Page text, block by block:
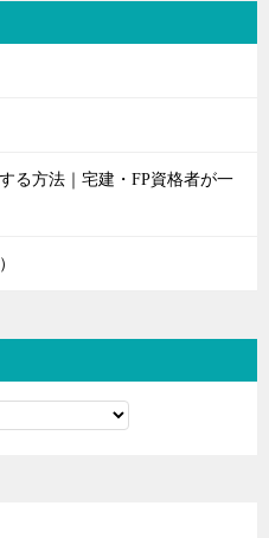
る方法｜宅建・FP資格者が一